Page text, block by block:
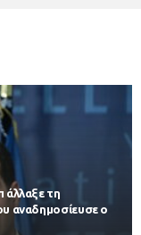
τη
αναδημοσίευσε ο